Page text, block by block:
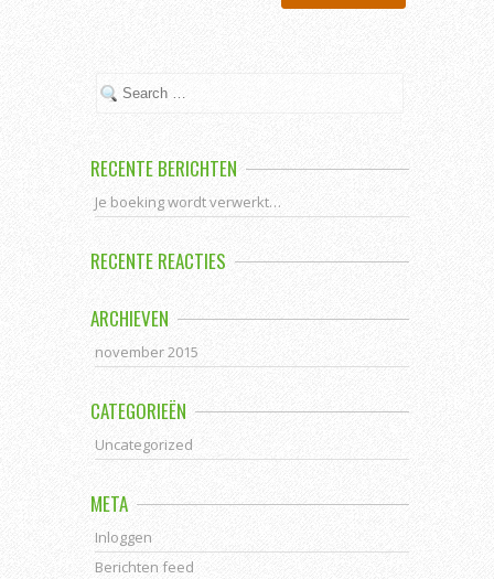
RECENTE BERICHTEN
Je boeking wordt verwerkt…
RECENTE REACTIES
ARCHIEVEN
november 2015
CATEGORIEËN
Uncategorized
META
Inloggen
Berichten feed